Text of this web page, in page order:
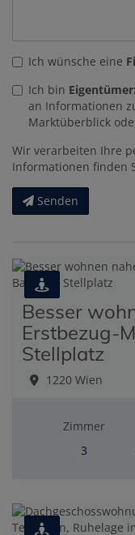
Ich wünsche eine
Ich bin
an Informationen
Marktüberblick
Wir verarbeiten Ihre
Informationen finden
Senden
Besser
Erstbezug-
Stellplatz
1220 Wien
Zimmer
3